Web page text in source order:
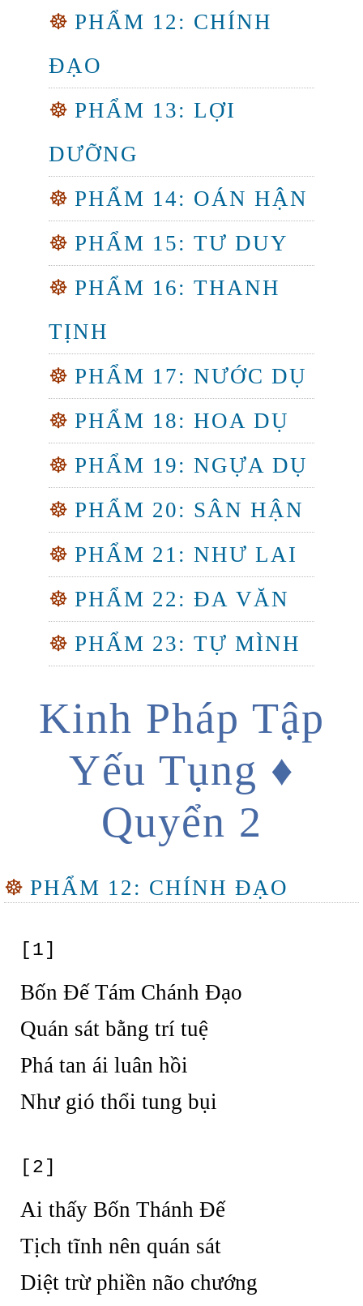
☸ PHẨM 12: CHÍNH
ĐẠO
☸ PHẨM 13: LỢI
DƯỠNG
☸ PHẨM 14: OÁN HẬN
☸ PHẨM 15: TƯ DUY
☸ PHẨM 16: THANH
TỊNH
☸ PHẨM 17: NƯỚC DỤ
☸ PHẨM 18: HOA DỤ
☸ PHẨM 19: NGỰA DỤ
☸ PHẨM 20: SÂN HẬN
☸ PHẨM 21: NHƯ LAI
☸ PHẨM 22: ĐA VĂN
☸ PHẨM 23: TỰ MÌNH
Kinh Pháp Tập
Yếu Tụng ♦
Quyển 2
☸ PHẨM 12: CHÍNH ĐẠO
[1]
Bốn Đế Tám Chánh Đạo
Quán sát bằng trí tuệ
Phá tan ái luân hồi
Như gió thổi tung bụi
[2]
Ai thấy Bốn Thánh Đế
Tịch tĩnh nên quán sát
Diệt trừ phiền não chướng